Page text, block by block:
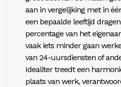
aan in vergelijking met in
een bepaalde leeftijd
percentage van het
vaak iets minder gaan
van 24-uursdiensten of
Idealiter treedt een
plaats van werk,